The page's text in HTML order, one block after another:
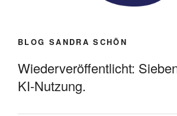
BLOG SANDRA SCHÖN
Wiederveröffentlicht:
KI-Nutzung.